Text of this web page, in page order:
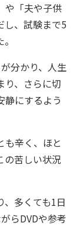
や「夫や子供
し、試験まで5
分かり、人生
り、さらに切
静にするよう
も辛く、ほと
の苦しい状況
多くても1日
らDVDや参考